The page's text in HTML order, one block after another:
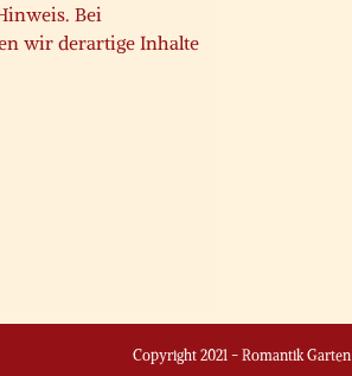
Bei
wir derartige Inhalte
Copyright 2021 - Romantik Garten